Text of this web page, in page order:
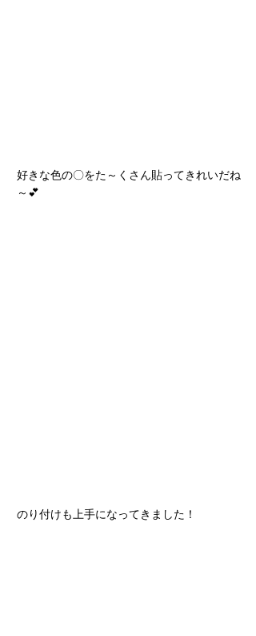
好きな色の〇をた～くさん貼ってきれいだね
～💕
のり付けも上手になってきました！